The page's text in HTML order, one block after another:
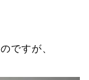
ですが、